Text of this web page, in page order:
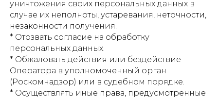
уничтожения своих персональных данных в
случае их неполноты, устаревания, неточности,
незаконности получения.
* Отозвать согласие на обработку
персональных данных.
* Обжаловать действия или бездействие
Оператора в уполномоченный орган
(Роскомнадзор) или в судебном порядке.
* Осуществлять иные права, предусмотренные